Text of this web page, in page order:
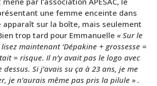
une femme enceinte dans
apparaît sur la boîte, mais seulement
trop tard pour Emmanuelle « Sur le
maintenant ‘Dépakine + grossesse =
= risque. Il n’y avait pas le logo avec
Si j’avais su ça à 23 ans, je me
je n’aurais même pas pris la pilule » .